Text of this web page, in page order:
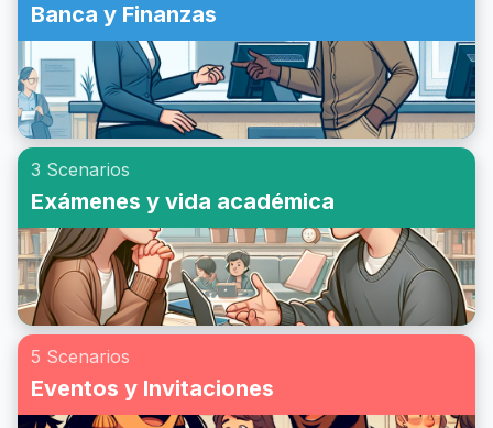
Banca y Finanzas
3 Scenarios
Exámenes y vida académica
5 Scenarios
Eventos y Invitaciones